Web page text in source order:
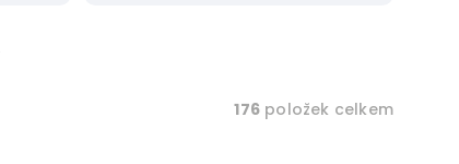
176 položek celkem